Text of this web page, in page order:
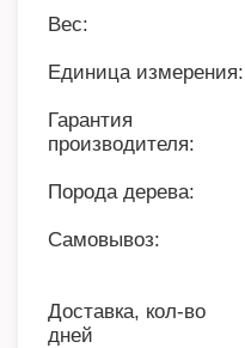
Вес:
Единица измерения:
Гарантия
производителя:
Порода дерева:
Самовывоз:
Доставка, кол-во
дней